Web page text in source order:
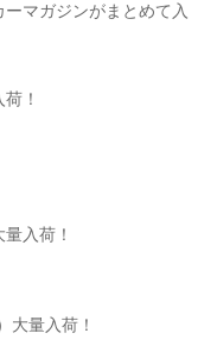
ーマガジンがまとめて入
！
入荷！
大量入荷！